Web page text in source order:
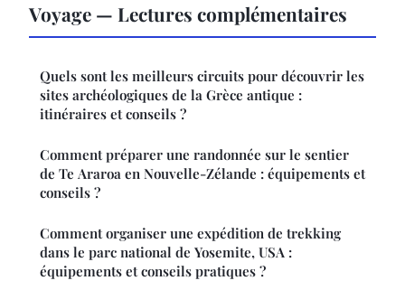
Voyage — Lectures complémentaires
Quels sont les meilleurs circuits pour découvrir les
sites archéologiques de la Grèce antique :
itinéraires et conseils ?
Comment préparer une randonnée sur le sentier
de Te Araroa en Nouvelle-Zélande : équipements et
conseils ?
Comment organiser une expédition de trekking
dans le parc national de Yosemite, USA :
équipements et conseils pratiques ?